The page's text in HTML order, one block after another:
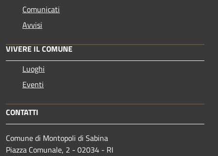
Comunicati
Avvisi
VIVERE IL COMUNE
Luoghi
Eventi
CONTATTI
Comune di Montopoli di Sabina
Piazza Comunale, 2 - 02034 - RI